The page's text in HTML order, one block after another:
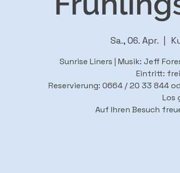
Sa., 06. Apr.
  |
Sunrise Liners | Musik: Jeff
Eintritt:
Reservierung: 0664 / 20 33 844
Los
Auf Ihren Besuch